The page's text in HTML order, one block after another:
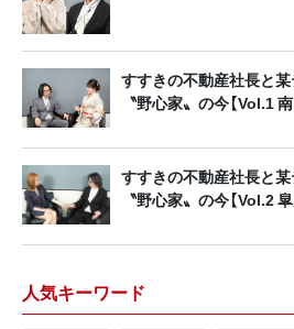
すすきの不動産社長と
〝野心家〟の今【Vol.1 南
すすきの不動産社長と
〝野心家〟の今【Vol.2
人気キーワード